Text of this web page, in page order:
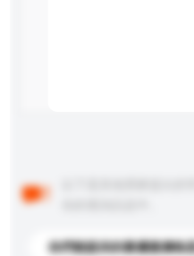
你們能提供的最優惠價格